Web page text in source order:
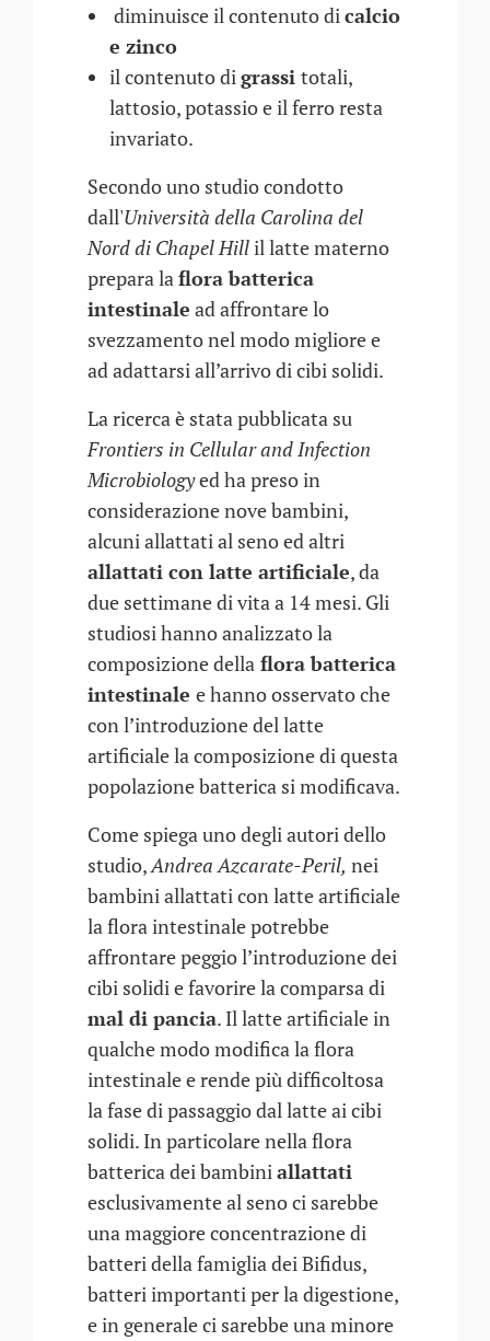
diminuisce il contenuto dicalcio
e zinco
il contenuto digrassi totali,
lattosio, potassio e il ferro resta
invariato.
Secondo uno studio condotto
dall'Università della Carolina del
Nord di Chapel Hillil latte materno
prepara laflora batterica
intestinale ad affrontare lo
svezzamento nel modo migliore e
ad adattarsi all’arrivo di cibi solidi.
La ricerca è stata pubblicata su
Frontiers in Cellular and Infection
Microbiologyed ha preso in
considerazione nove bambini,
alcuni allattati al seno ed altri
allattati con latte artificiale, da
due settimane di vita a 14 mesi. Gli
studiosi hanno analizzato la
composizione della flora batterica
intestinale e hanno osservato che
con l’introduzione del latte
artificiale la composizione di questa
popolazione batterica si modificava.
Come spiega uno degli autori dello
studio,Andrea Azcarate-Peril, nei
bambini allattati con latte artificiale
la flora intestinale potrebbe
affrontare peggio l’introduzione dei
cibi solidi e favorire la comparsa di
mal di pancia. Il latte artificiale in
qualche modo modifica la flora
intestinale e rende più difficoltosa
la fase di passaggio dal latte ai cibi
solidi. In particolare nella flora
batterica dei bambiniallattati
esclusivamente al seno ci sarebbe
una maggiore concentrazione di
batteri della famiglia dei Bifidus,
batteri importanti per la digestione,
e in generale ci sarebbe una minore